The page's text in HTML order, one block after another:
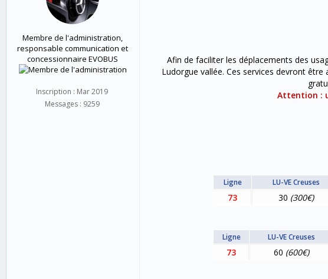
Membre de l'administration,
responsable communication et
concessionnaire EVOBUS
Inscription : Mar 2019
Messages : 9259
Afin de faciliter les déplacements des
Ludorgue vallée. Ces services devront
Attention :
Ligne LU-VE Creuses
73 30 (300€)
Ligne LU-VE Creuses
73 60 (600€)